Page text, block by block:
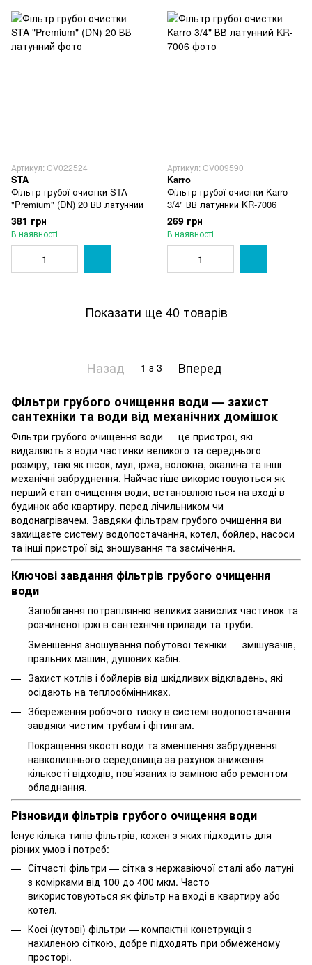
Артикул: CV022524
STA
Фільтр грубої очистки STA
"Premium" (DN) 20 ВВ латунний
381 грн
В наявності
Артикул: CV009590
Karro
Фільтр грубої очистки Karro
3/4" ВВ латунний KR-7006
269 грн
В наявності
Показати ще 40 товарів
Назад 1 з 3
Вперед
Фільтри грубого очищення води — захист
сантехніки та води від механічних домішок
Фільтри грубого очищення води — це пристрої, які
видаляють з води частинки великого та середнього
розміру, такі як пісок, мул, іржа, волокна, окалина та інші
механічні забруднення. Найчастіше використовуються як
перший етап очищення води, встановлюються на вході в
будинок або квартиру, перед лічильником чи
водонагрівачем. Завдяки фільтрам грубого очищення ви
захищаєте систему водопостачання, котел, бойлер, насоси
та інші пристрої від зношування та засмічення.
Ключові завдання фільтрів грубого очищення
води
Запобігання потраплянню великих завислих частинок та
розчиненої іржі в сантехнічні прилади та труби.
Зменшення зношування побутової техніки — змішувачів,
пральних машин, душових кабін.
Захист котлів і бойлерів від шкідливих відкладень, які
осідають на теплообмінниках.
Збереження робочого тиску в системі водопостачання
завдяки чистим трубам і фітингам.
Покращення якості води та зменшення забруднення
навколишнього середовища за рахунок зниження
кількості відходів, пов’язаних із заміною або ремонтом
обладнання.
Різновиди фільтрів грубого очищення води
Існує кілька типів фільтрів, кожен з яких підходить для
різних умов і потреб:
Сітчасті фільтри — сітка з нержавіючої сталі або латуні
з комірками від 100 до 400 мкм. Часто
використовуються як фільтр на вході в квартиру або
котел.
Косі (кутові) фільтри — компактні конструкції з
нахиленою сіткою, добре підходять при обмеженому
просторі.